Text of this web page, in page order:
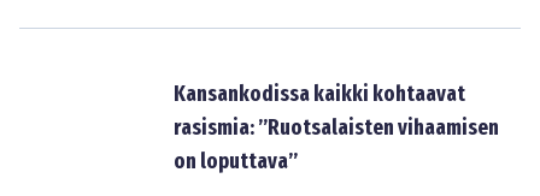
Kansankodissa kaikki kohtaavat
rasismia: ”Ruotsalaisten vihaamisen
on loputtava”